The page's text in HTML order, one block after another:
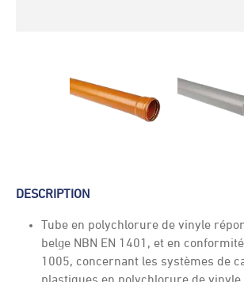
DESCRIPTION
Tube en polychlorure de vinyle
belge NBN EN 1401, et en
1005, concernant les systèmes de